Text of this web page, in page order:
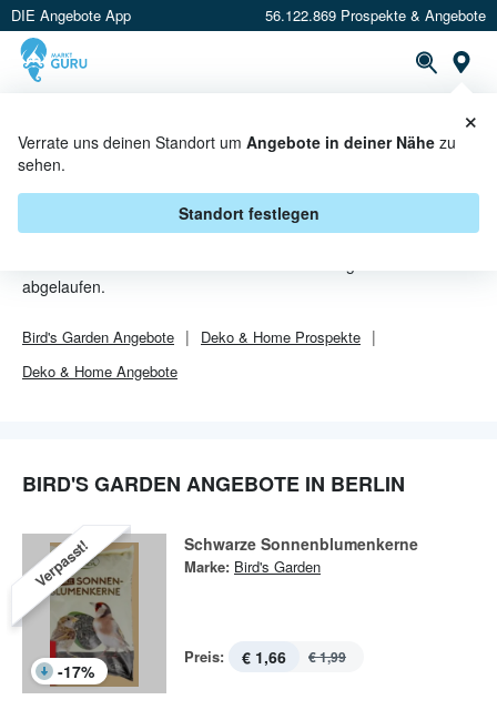
DIE Angebote App 56.122.869 Prospekte & Angebote
Verrate uns deinen Standort um Angebote in deiner Nähe zu
sehen.
Standort festlegen
×
BIRD'S GARDEN ANGEBOTE IN
abgelaufen.
Bird's Garden Angebote Deko & Home Prospekte
Deko & Home Angebote
BIRD'S GARDEN ANGEBOTE IN BERLIN
Verpasst!
-17%
Schwarze Sonnenblumenkerne
Marke: Bird's Garden
Preis: € 1,66 € 1,99